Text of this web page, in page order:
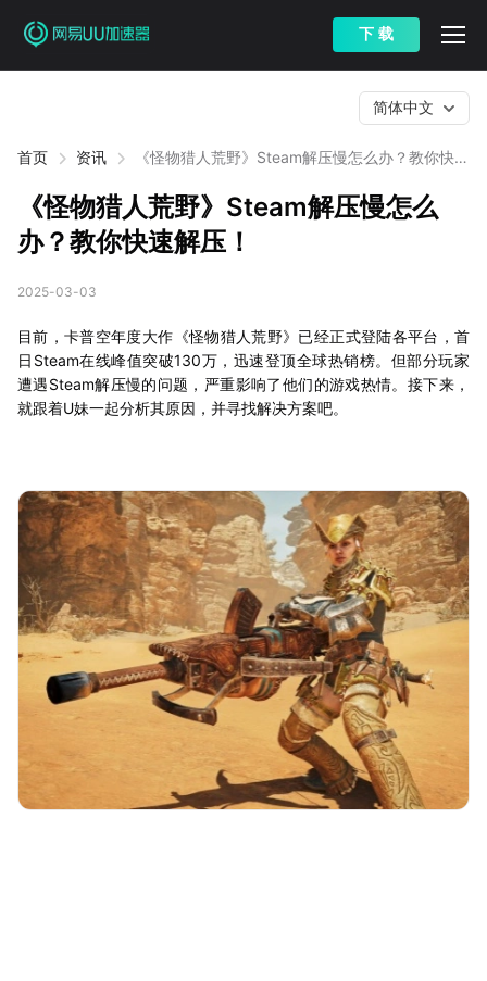
下 载
首页 资讯
《怪物猎人荒野》Steam解压慢怎么办？教你快速
简体中文
《怪物猎人荒野》Steam解压慢怎么
办？教你快速解压！
2025-03-03
目前，卡普空年度大作《怪物猎人荒野》已经正式登陆各平台，首
日Steam在线峰值突破130万，迅速登顶全球热销榜。但部分玩家
遭遇Steam解压慢的问题，严重影响了他们的游戏热情。接下来，
就跟着U妹一起分析其原因，并寻找解决方案吧。